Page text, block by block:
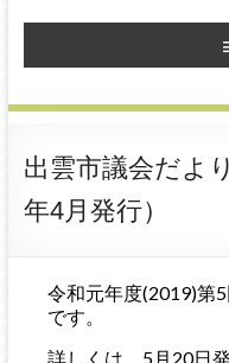
出雲市議会だよ
年4月発行）
令和元年度(2019)第
です。
詳しくは、5月20日